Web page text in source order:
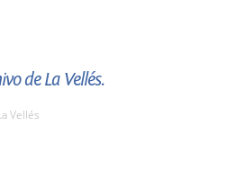
de La Vellés.
Vellés